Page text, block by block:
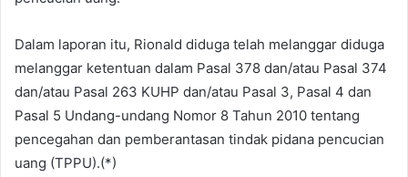
Dalam laporan itu, Rionald diduga telah melanggar diduga
melanggar ketentuan dalam Pasal 378 dan/atau Pasal 374
dan/atau Pasal 263 KUHP dan/atau Pasal 3, Pasal 4 dan
Pasal 5 Undang-undang Nomor 8 Tahun 2010 tentang
pencegahan dan pemberantasan tindak pidana pencucian
uang (TPPU).(*)